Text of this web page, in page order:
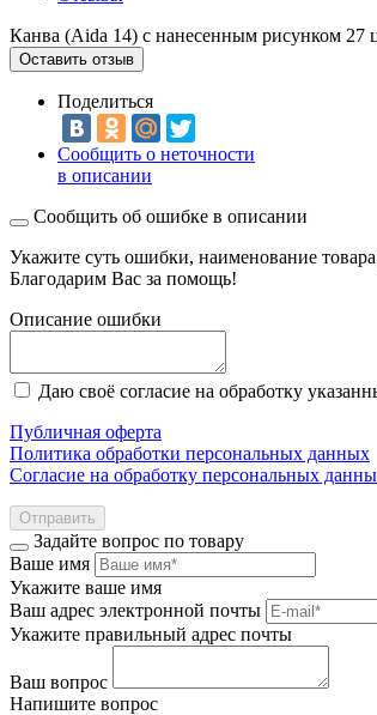
Канва (Aida 14) с нанесенным рисунком 27
Оставить отзыв
Поделиться
Сообщить о неточности
в описании
Сообщить об ошибке в описании
Укажите суть ошибки, наименование
Благодарим Вас за помощь!
Описание ошибки
Даю своё согласие на обработку
Публичная оферта
Политика обработки персональных данных
Согласие на обработку персональных
Отправить
Задайте вопрос по товару
Ваше имя
Укажите ваше имя
Ваш адрес электронной почты
Укажите правильный адрес почты
Ваш вопрос
Напишите вопрос